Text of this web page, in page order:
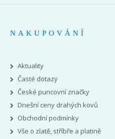
NAKUPOVÁNÍ
Aktuality
Časté dotazy
České puncovní značky
Dnešní ceny drahých kovů
Obchodní podmínky
Vše o zlatě, stříbře a platině